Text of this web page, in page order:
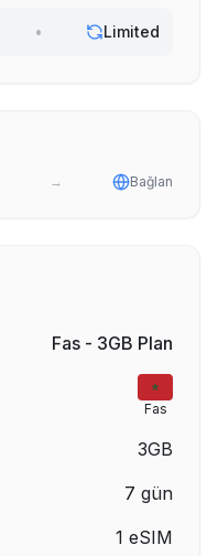
• Limited
→ Bağlan
Fas - 3GB Plan
Fas
3GB
7 gün
1 eSIM